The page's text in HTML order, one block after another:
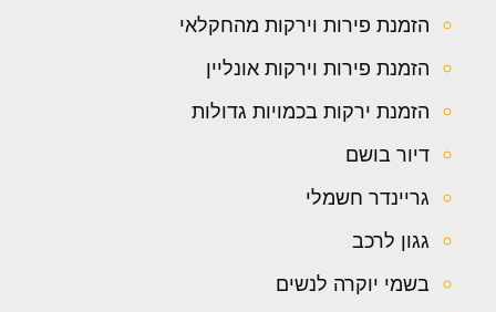
הזמנת פירות וירקות מהחקלאי
הזמנת פירות וירקות אונליין
הזמנת ירקות בכמויות גדולות
דיור בושם
גריינדר חשמלי
גגון לרכב
בשמי יוקרה לנשים